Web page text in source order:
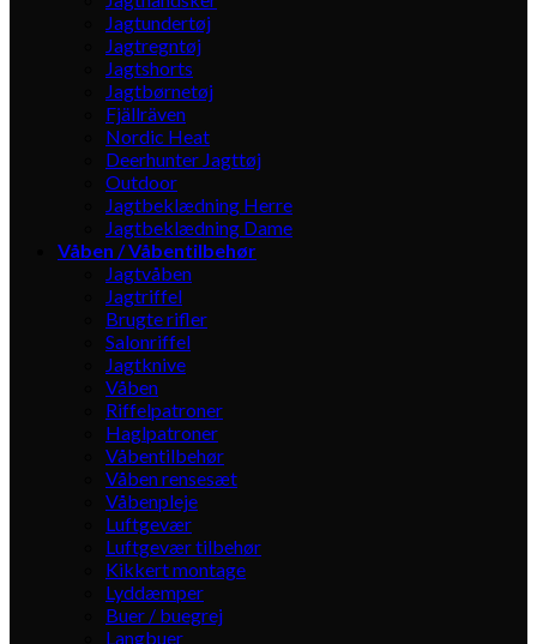
Jagtundertøj
Jagtregntøj
Jagtshorts
Jagtbørnetøj
Fjällräven
Nordic Heat
Deerhunter Jagttøj
Outdoor
Jagtbeklædning Herre
Jagtbeklædning Dame
Våben / Våbentilbehør
Jagtvåben
Jagtriffel
Brugte rifler
Salonriffel
Jagtknive
Våben
Riffelpatroner
Haglpatroner
Våbentilbehør
Våben rensesæt
Våbenpleje
Luftgevær
Luftgevær tilbehør
Kikkert montage
Lyddæmper
Buer / buegrej
Langbuer